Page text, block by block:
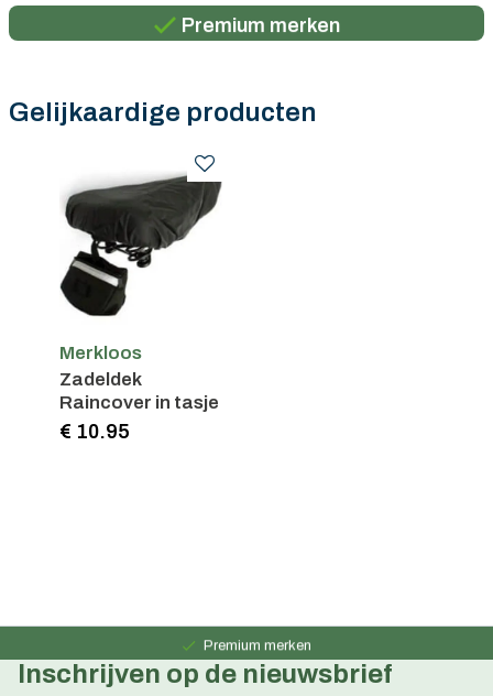
Premium merken
Gelijkaardige producten
Merkloos
Zadeldek
Raincover in tasje
€ 10.95
Premium merken
Persoonlijk advies
Inschrijven op de nieuwsbrief